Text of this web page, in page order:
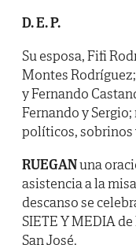
D. E. P.
Su esposa, Fifi
Montes
y Fernando
Fernando y
políticos, sobrinos
RUEGANuna
asistencia a la
descanso se
SIETE Y MEDIA
San José.